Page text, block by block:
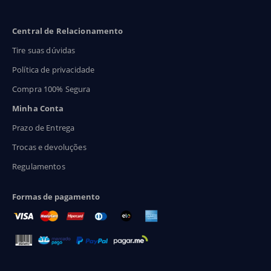
Central de Relacionamento
Tire suas dúvidas
Política de privacidade
Compra 100% Segura
Minha Conta
Prazo de Entrega
Trocas e devoluções
Regulamentos
Formas de pagamento